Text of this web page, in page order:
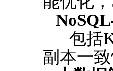
NoSQL
包括K-
副本一